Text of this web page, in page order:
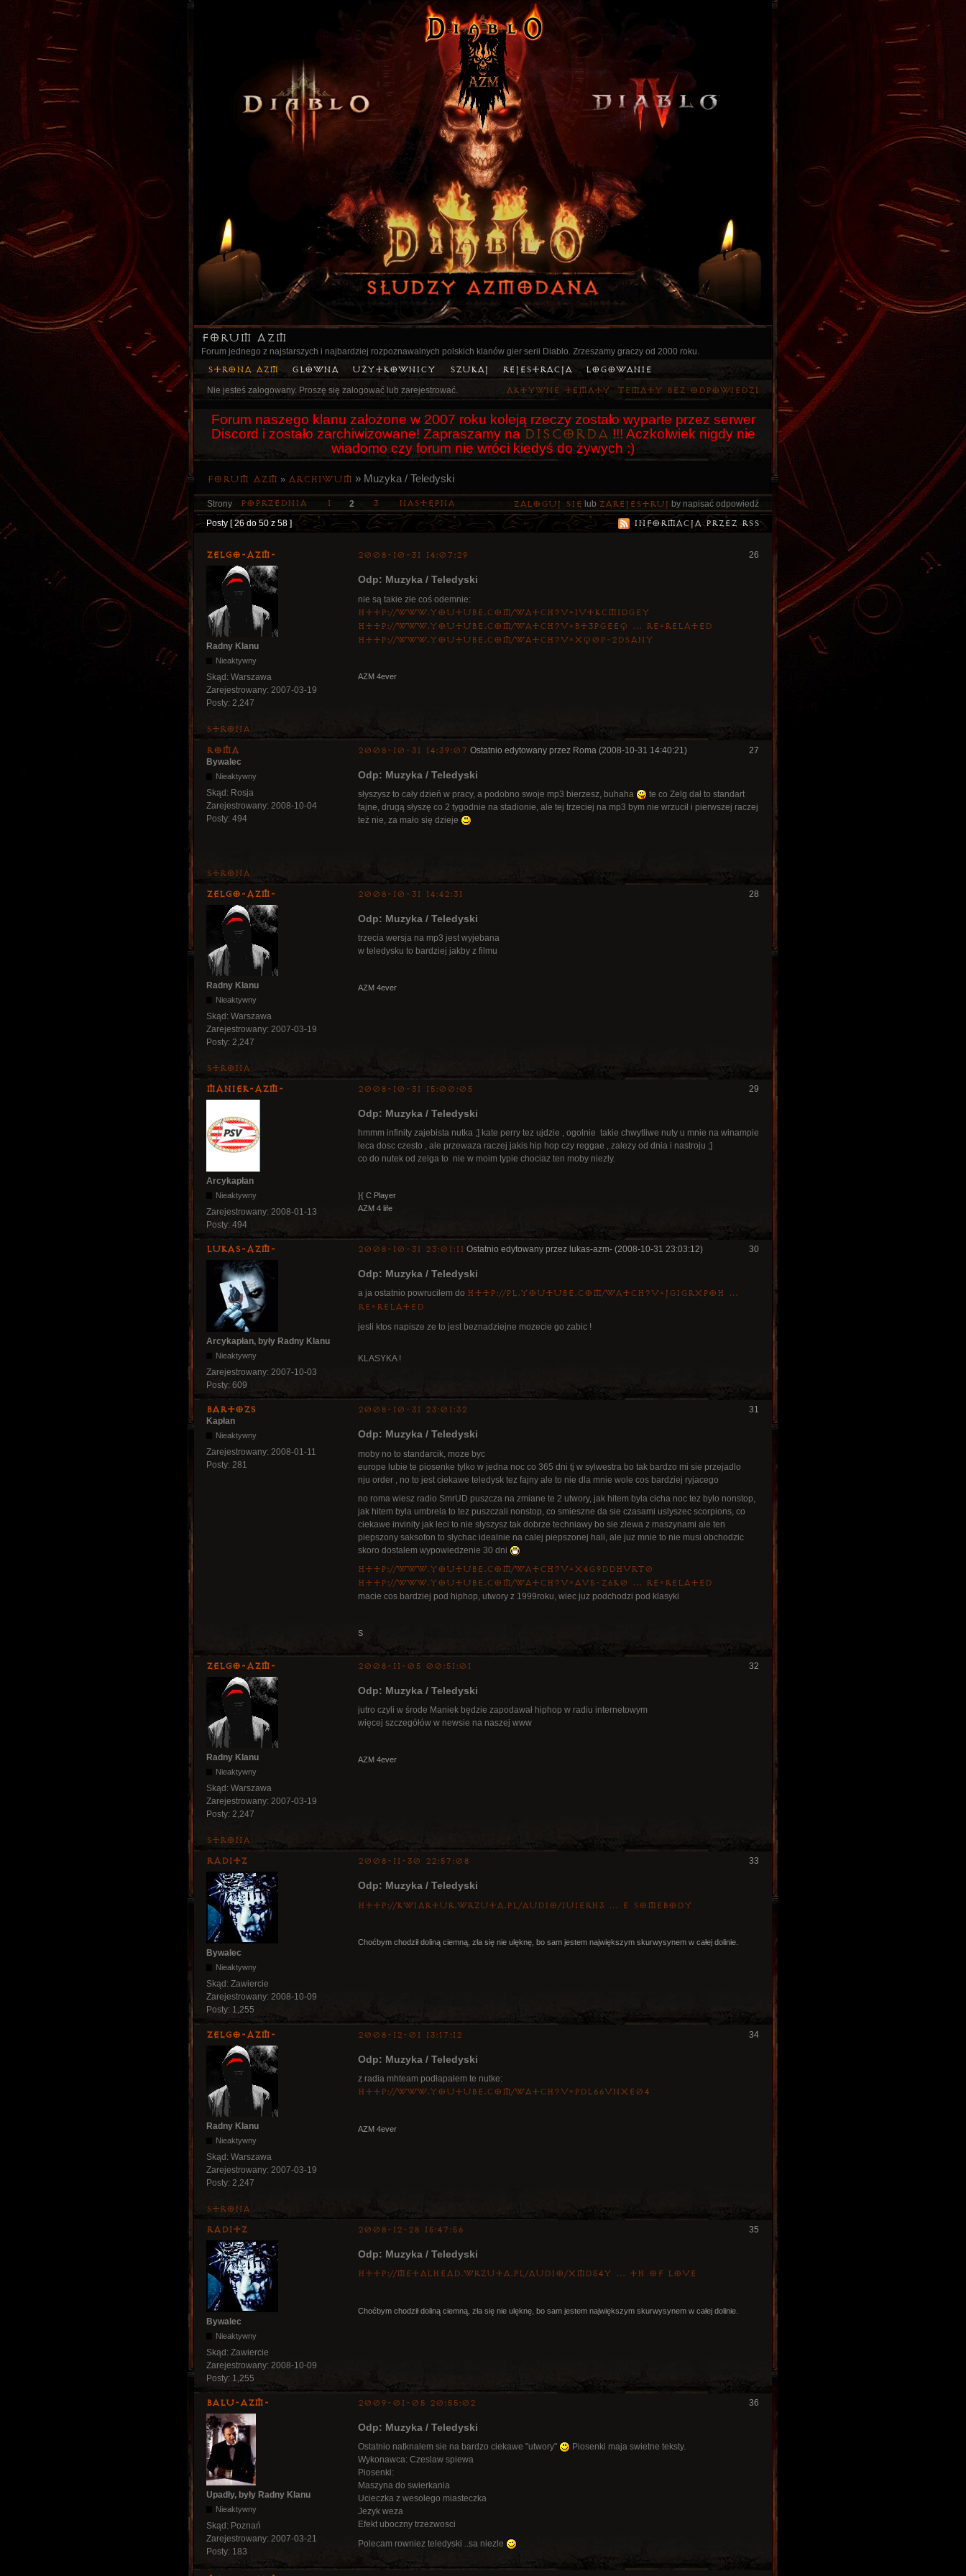
Forum AZM
Forum jednego z najstarszych i najbardziej rozpoznawalnych polskich klanów gier serii Diablo. Zrzeszamy graczy od 2000 roku.
Strona AZM Główna Użytkownicy Szukaj Rejestracja Logowanie
Nie jesteś zalogowany. Proszę się zalogować lub zarejestrować. Aktywne tematy Tematy bez odpowiedzi
Forum naszego klanu założone w 2007 roku koleją rzeczy zostało wyparte przez serwer
Discord i zostało zarchiwizowane! Zapraszamy na Discorda !!! Aczkolwiek nigdy nie
wiadomo czy forum nie wróci kiedyś do żywych :)
Forum AZM » Archiwum » Muzyka / Teledyski
Strony Poprzednia 1 2 3 Następna Zaloguj się lub zarejestruj by napisać odpowiedź
Informacja przez RSS
Posty [ 26 do 50 z 58 ]
26
ZelgO-AZM- 2008-10-31 14:07:29
Radny Klanu
Nieaktywny
Skąd: Warszawa
Zarejestrowany: 2007-03-19
Posty: 2,247
Odp: Muzyka / Teledyski
nie są takie złe coś odemnie:
http://www.youtube.com/watch?v=ivtKcM1DGeY
http://www.youtube.com/watch?v=Bt3pGeEq … re=related
http://www.youtube.com/watch?v=XQ0P-2DsANY
AZM 4ever
Strona
27
Roma 2008-10-31 14:39:07 Ostatnio edytowany przez Roma (2008-10-31 14:40:21)
Bywalec
Nieaktywny
Skąd: Rosja
Zarejestrowany: 2008-10-04
Posty: 494
Odp: Muzyka / Teledyski
słyszysz to cały dzień w pracy, a podobno swoje mp3 bierzesz, buhaha
te co Zelg dał to standart
fajne, drugą słyszę co 2 tygodnie na stadionie, ale tej trzeciej na mp3 bym nie wrzucił i pierwszej raczej
też nie, za mało się dzieje
Strona
28
ZelgO-AZM- 2008-10-31 14:42:31
Radny Klanu
Nieaktywny
Skąd: Warszawa
Zarejestrowany: 2007-03-19
Posty: 2,247
Odp: Muzyka / Teledyski
trzecia wersja na mp3 jest wyjebana
w teledysku to bardziej jakby z filmu
AZM 4ever
Strona
29
Maniek-AZM- 2008-10-31 15:00:05
Arcykapłan
Nieaktywny
Zarejestrowany: 2008-01-13
Posty: 494
Odp: Muzyka / Teledyski
hmmm infinity zajebista nutka ;] kate perry tez ujdzie , ogolnie takie chwytliwe nuty u mnie na winampie
leca dosc czesto , ale przewaza raczej jakis hip hop czy reggae , zalezy od dnia i nastroju ;]
co do nutek od zelga to nie w moim typie chociaz ten moby niezly.
}{ C Player
AZM 4 life
30
lukas-azm- 2008-10-31 23:01:11 Ostatnio edytowany przez lukas-azm- (2008-10-31 23:03:12)
Arcykapłan, były Radny Klanu
Nieaktywny
Zarejestrowany: 2007-10-03
Posty: 609
Odp: Muzyka / Teledyski
a ja ostatnio powrucilem do http://pl.youtube.com/watch?v=JgiGrXpOh …
re=related
jesli ktos napisze ze to jest beznadziejne mozecie go zabic !
KLASYKA !
31
bartozs 2008-10-31 23:01:32
Kapłan
Nieaktywny
Zarejestrowany: 2008-01-11
Posty: 281
Odp: Muzyka / Teledyski
moby no to standarcik, moze byc
europe lubie te piosenke tylko w jedna noc co 365 dni tj w sylwestra bo tak bardzo mi sie przejadlo
nju order , no to jest ciekawe teledysk tez fajny ale to nie dla mnie wole cos bardziej ryjacego
no roma wiesz radio SmrUD puszcza na zmiane te 2 utwory, jak hitem byla cicha noc tez bylo nonstop,
jak hitem byla umbrela to tez puszczali nonstop, co smieszne da sie czasami uslyszec scorpions, co
ciekawe invinity jak leci to nie slyszysz tak dobrze techniawy bo sie zlewa z maszynami ale ten
piepszony saksofon to slychac idealnie na calej piepszonej hali, ale juz mnie to nie musi obchodzic
skoro dostalem wypowiedzenie 30 dni
http://www.youtube.com/watch?v=X4g9DdHvRT0
http://www.youtube.com/watch?v=aV5-Z6K0 … re=related
macie cos bardziej pod hiphop, utwory z 1999roku, wiec juz podchodzi pod klasyki
S
32
ZelgO-AZM- 2008-11-05 00:51:01
Radny Klanu
Nieaktywny
Skąd: Warszawa
Zarejestrowany: 2007-03-19
Posty: 2,247
Odp: Muzyka / Teledyski
jutro czyli w środe Maniek będzie zapodawał hiphop w radiu internetowym
więcej szczegółów w newsie na naszej www
AZM 4ever
Strona
33
Raditz 2008-11-30 22:57:08
Bywalec
Nieaktywny
Skąd: Zawiercie
Zarejestrowany: 2008-10-09
Posty: 1,255
Odp: Muzyka / Teledyski
http://kwiartur.wrzuta.pl/audio/1u1eRH3 … e_somebody
Choćbym chodził doliną ciemną, zła się nie ulęknę, bo sam jestem największym skurwysynem w całej dolinie.
34
ZelgO-AZM- 2008-12-01 13:17:12
Radny Klanu
Nieaktywny
Skąd: Warszawa
Zarejestrowany: 2007-03-19
Posty: 2,247
Odp: Muzyka / Teledyski
z radia mhteam podłapałem te nutke:
http://www.youtube.com/watch?v=PDL66vnxE04
AZM 4ever
Strona
35
Raditz 2008-12-28 15:47:56
Bywalec
Nieaktywny
Skąd: Zawiercie
Zarejestrowany: 2008-10-09
Posty: 1,255
Odp: Muzyka / Teledyski
http://metalhead.wrzuta.pl/audio/xMd54Y … th_of_love
Choćbym chodził doliną ciemną, zła się nie ulęknę, bo sam jestem największym skurwysynem w całej dolinie.
36
Balu-AZM- 2009-01-05 20:55:02
Upadły, były Radny Klanu
Nieaktywny
Skąd: Poznań
Zarejestrowany: 2007-03-21
Posty: 183
Odp: Muzyka / Teledyski
Ostatnio natknalem sie na bardzo ciekawe "utwory"
Piosenki maja swietne teksty.
Wykonawca: Czeslaw spiewa
Piosenki:
Maszyna do swierkania
Ucieczka z wesolego miasteczka
Jezyk weza
Efekt uboczny trzezwosci
Polecam rowniez teledyski ..sa niezle